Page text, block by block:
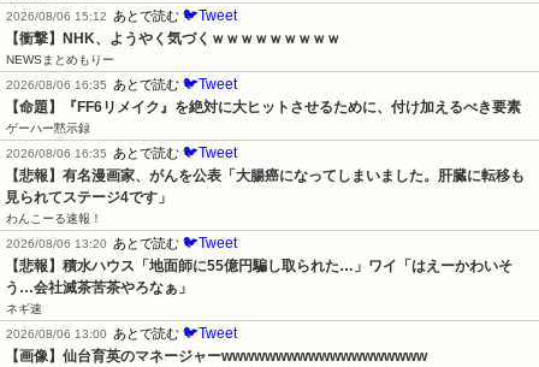
2026/08/06 15:12 あとで読む 🐦Tweet
【衝撃】NHK、ようやく気づくｗｗｗｗｗｗｗｗｗ
NEWSまとめもりー
2026/08/06 16:35 あとで読む 🐦Tweet
【命題】『FF6リメイク』を絶対に大ヒットさせるために、付け加えるべき要素
ゲーハー黙示録
2026/08/06 16:35 あとで読む 🐦Tweet
【悲報】有名漫画家、がんを公表「大腸癌になってしまいました。肝臓に転移も
見られてステージ4です」
わんこーる速報！
2026/08/06 13:20 あとで読む 🐦Tweet
【悲報】積水ハウス「地面師に55億円騙し取られた…」ワイ「はえーかわいそ
う…会社滅茶苦茶やろなぁ」
ネギ速
2026/08/06 13:00 あとで読む 🐦Tweet
【画像】仙台育英のマネージャーwwwwwwwwwwwwwwwwwww